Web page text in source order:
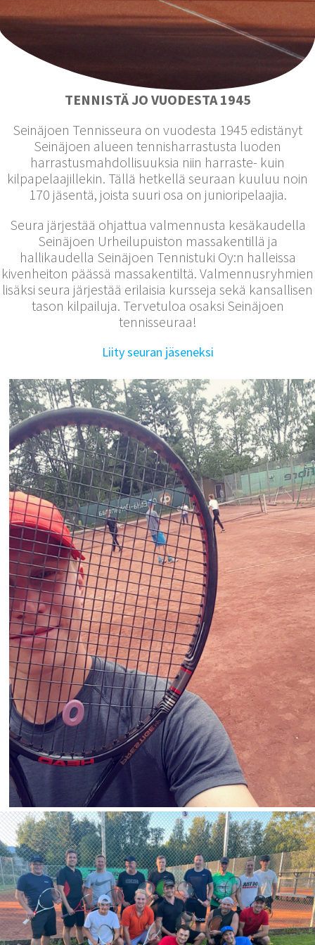
TENNISTÄ JO VUODESTA 1945
Seinäjoen Tennisseura on vuodesta 1945 edistänyt
Seinäjoen alueen tennisharrastusta luoden
harrastusmahdollisuuksia niin harraste- kuin
kilpapelaajillekin. Tällä hetkellä seuraan kuuluu noin
170 jäsentä, joista suuri osa on junioripelaajia.
Seura järjestää ohjattua valmennusta kesäkaudella
Seinäjoen Urheilupuiston massakentillä ja
hallikaudella Seinäjoen Tennistuki Oy:n halleissa
kivenheiton päässä massakentiltä. Valmennusryhmien
lisäksi seura järjestää erilaisia kursseja sekä kansallisen
tason kilpailuja. Tervetuloa osaksi Seinäjoen
tennisseuraa!
Liity seuran jäseneksi